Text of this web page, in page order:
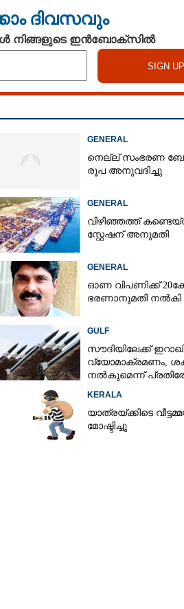
ദിവസവും
നിങ്ങളുടെ ഇൻബോക്സിൽ
GENERAL
നെല്ല് സംഭരണ
രൂപ അനുവദിച്ചു
GENERAL
വിഴിഞ്ഞത്ത്
സ്റ്റേഷന് അനുമതി
GENERAL
ഓണ വിപണിക്ക്
ഭരണാനുമതി
GULF
സൗദിയിലേക്ക്
വ്യോമാക്രമണം,​
നൽകുമെന്ന്
KERALA
യാത്രയ്‌ക്കിടെ
മോഷ്ടിച്ചു